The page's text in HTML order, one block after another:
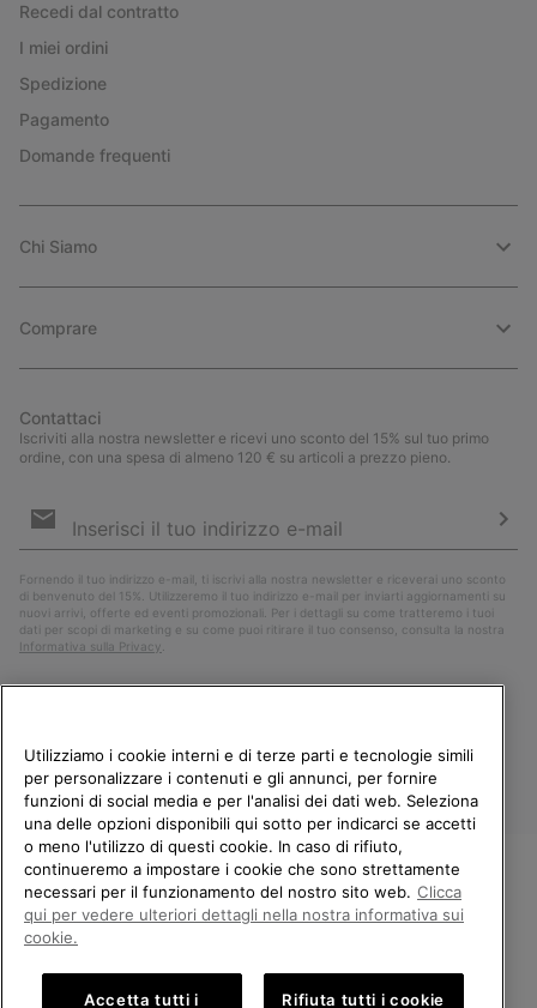
Recedi dal contratto
I miei ordini
Spedizione
Pagamento
Domande frequenti
Chi Siamo
Comprare
Contattaci
Iscriviti alla nostra newsletter e ricevi uno sconto del 15% sul tuo primo
ordine, con una spesa di almeno 120 € su articoli a prezzo pieno.
e-
Fornendo il tuo indirizzo e-mail, ti iscrivi alla nostra newsletter e riceverai uno sconto
di benvenuto del 15%. Utilizzeremo il tuo indirizzo e-mail per inviarti aggiornamenti su
nuovi arrivi, offerte ed eventi promozionali. Per i dettagli su come tratteremo i tuoi
dati per scopi di marketing e su come puoi ritirare il tuo consenso, consulta la nostra
Informativa sulla Privacy
Italia
©2026Columbia Sportswear Company. Avenue des Morgines, 12 1213
Petit-Lancy Switzerland. Tutti i diritti riservati.
Politica sulla privacy Termini di utilizzo
BENVENUTO/A IN SOREL.
SELEZIONA IL TUO PAESE DI
Utilizziamo i cookie interni e di terze parti e tecnologie simili
per personalizzare i contenuti e gli annunci, per fornire
funzioni di social media e per l'analisi dei dati web. Seleziona
una delle opzioni disponibili qui sotto per indicarci se accetti
o meno l'utilizzo di questi cookie. In caso di rifiuto,
continueremo a impostare i cookie che sono strettamente
necessari per il funzionamento del nostro sito web. Clicca
qui per vedere ulteriori dettagli nella nostra informativa sui
cookie.
Accetta tutti i Rifiuta tutti i cookie